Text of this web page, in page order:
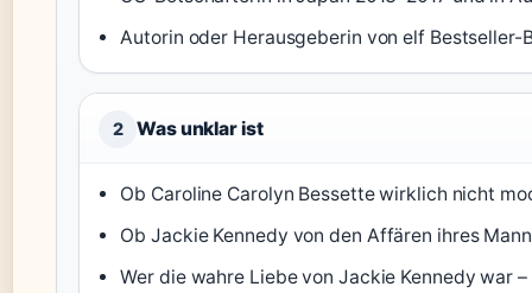
Autorin oder Herausgeberin von elf Bestseller-
2 Was unklar ist
Ob Caroline Carolyn Bessette wirklich nicht
Ob Jackie Kennedy von den Affären ihres
Wer die wahre Liebe von Jackie Kennedy war